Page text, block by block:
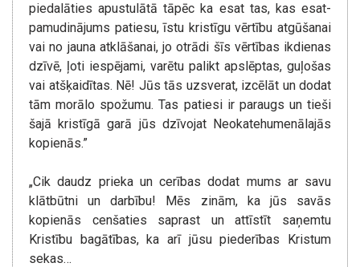
piedalāties apustulātā tāpēc ka esat tas, kas esat-
pamudinājums patiesu, īstu kristīgu vērtību atgūšanai
vai no jauna atklāšanai, jo otrādi šīs vērtības ikdienas
dzīvē, ļoti iespējami, varētu palikt apslēptas, guļošas
vai atšķaidītas. Nē! Jūs tās uzsverat, izcēlāt un dodat
tām morālo spožumu. Tas patiesi ir paraugs un tieši
šajā kristīgā garā jūs dzīvojat Neokatehumenālajās
kopienās.”
„Cik daudz prieka un cerības dodat mums ar savu
klātbūtni un darbību! Mēs zinām, ka jūs savās
kopienās cenšaties saprast un attīstīt saņemtu
Kristību bagātības, ka arī jūsu piederības Kristum
sekas…